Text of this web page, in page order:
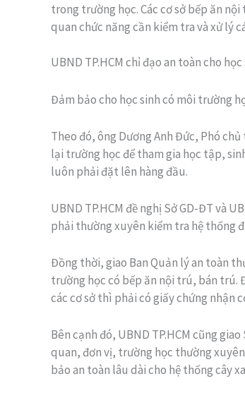
trong trường học. Các cơ sở bếp ăn
quan chức năng cần kiểm tra và xử lý
UBND TP.HCM chỉ đạo an toàn cho
Đảm bảo cho học sinh có môi trường
Theo đó, ông Dương Anh Đức, Phó
lại trường học để tham gia học tập,
luôn phải đặt lên hàng đầu.
UBND TP.HCM đề nghị Sở GD-ĐT và
phải thường xuyên kiểm tra hệ thống
Đồng thời, giao Ban Quản lý an toàn
trường học có bếp ăn nội trú, bán trú.
các cơ sở thì phải có giấy chứng nhận
Bên cạnh đó, UBND TP.HCM cũng
quan, đơn vị, trường học thường
bảo an toàn lâu dài cho hệ thống cây